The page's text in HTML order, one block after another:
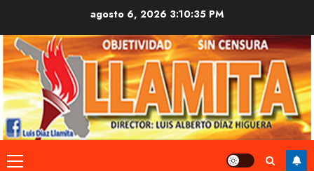
content
agosto 6, 2026 3:10:35 PM
Primary